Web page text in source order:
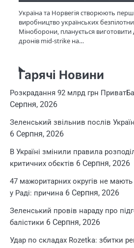
Україна та Норвегія створюють
виробництво українських
Міноборони, планується виготовити
дронів mid-strike на…
Гарячі Новини
Розкрадання 92 млрд грн
Серпня, 2026
Зеленський звільнив послів
6 Серпня, 2026
В Україні змінили правила
критичних обєктів 6 Серпня, 2026
47 мажоритарних округів не мають
у Раді: причина 6 Серпня, 2026
Зеленський провів нараду про
балістики 6 Серпня, 2026
Удар по складах Rozetka: збитки